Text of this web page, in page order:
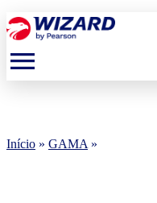
menu
Início » GAMA »